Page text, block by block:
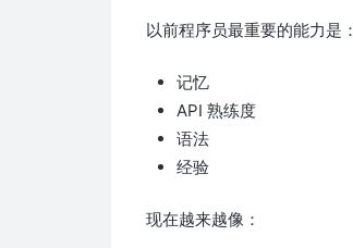
以前程序员最重要的能力是：
记忆
API 熟练度
语法
经验
现在越来越像：